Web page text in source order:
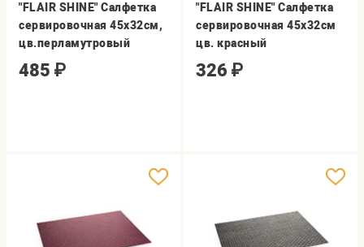
"FLAIR SHINE" Салфетка
сервировочная 45x32см,
цв.перламутровый
485 ₽
"FLAIR SHINE" Салфетка
сервировочная 45x32см
цв. красный
326 ₽